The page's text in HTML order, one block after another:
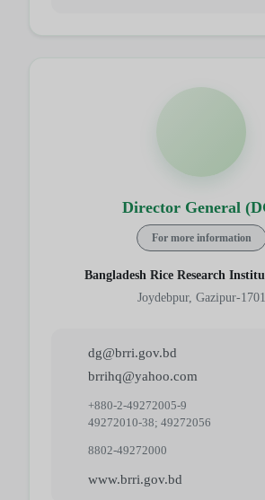
Director General
For more information
Bangladesh Rice Research
Joydebpur, Gazipur-1701
dg@brri.gov.bd
brrihq@yahoo.com
+880-2-49272005-9
49272010-38; 49272056
8802-49272000
www.brri.gov.bd